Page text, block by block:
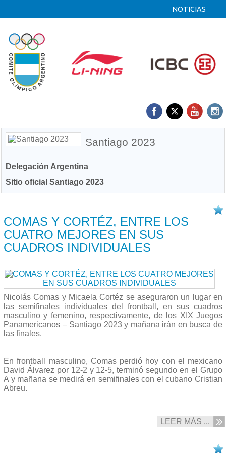
NOTICIAS
Santiago 2023
Delegación Argentina
Sitio oficial Santiago 2023
COMAS Y CORTÉZ, ENTRE LOS
CUATRO MEJORES EN SUS
CUADROS INDIVIDUALES
Nicolás Comas y Micaela Cortéz se aseguraron un lugar en
las semifinales individuales del frontball, en sus cuadros
masculino y femenino, respectivamente, de los XIX Juegos
Panamericanos – Santiago 2023 y mañana irán en busca de
las finales.
En frontball masculino, Comas perdió hoy con el mexicano
David Álvarez por 12-2 y 12-5, terminó segundo en el Grupo
A y mañana se medirá en semifinales con el cubano Cristian
Abreu.
LEER MÁS ...